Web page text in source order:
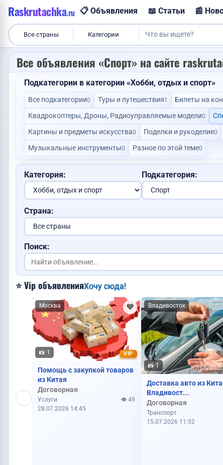
Куплю авто
Сделаю
Продам корову
Raskrutachka.ru 📋 Объявления 📖 Статьи 📰
Все страны Категории
Все объявления «Спорт» на сайте
Подкатегории в категории «Хобби, отдых и спорт»
Все подкатегории0 Туры и путешествия1 Билеты на
Квадрокоптеры, Дроны, Радиоуправляемые модели0
Картины и предметы искусства0 Поделки и рукоделие0
Музыкальные инструменты0 Разное по этой теме0
Категория: Подкатегория:
Страна:
Поиск:
⭐ Vip объявленияХочу сюда!
VIP
Москва
📸 1
💙
Помощь с закупкой товаров
из Китая
Договорная
Услуги
👁️ 49
28.07.2026 14:45
Владивосток
📸 1
Доставка авто из
Владивост...
Договорная
Транспорт
15.07.2026 11:52